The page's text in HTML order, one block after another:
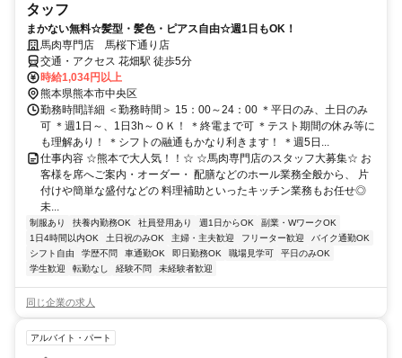
タッフ
まかない無料☆髪型・髪色・ピアス自由☆週1日もOK！
馬肉専門店 馬桜下通り店
交通・アクセス 花畑駅 徒歩5分
時給1,034円以上
熊本県熊本市中央区
勤務時間詳細 ＜勤務時間＞ 15：00～24：00 ＊平日のみ、土日のみ
可 ＊週1日～、1日3h～ＯＫ！ ＊終電まで可 ＊テスト期間の休み等に
も理解あり！ ＊シフトの融通もかなり利きます！ ＊週5日...
仕事内容 ☆熊本で大人気！！☆ ☆馬肉専門店のスタッフ大募集☆ お
客様を席へご案内・オーダー・ 配膳などのホール業務全般から、 片
付けや簡単な盛付などの 料理補助といったキッチン業務もお任せ◎
未...
制服あり 扶養内勤務OK 社員登用あり 週1日からOK
副業・WワークOK
1日4時間以内OK
土日祝のみOK 主婦・主夫歓迎 フリーター歓迎
バイク通勤OK
シフト自由
学歴不問 車通勤OK 即日勤務OK 職場見学可
平日のみOK
学生歓迎
転勤なし 経験不問 未経験者歓迎
同じ企業の求人
アルバイト・パート